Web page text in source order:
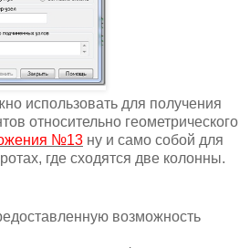
использовать для получения
относительно геометрического
№13 ну и само собой для
где сходятся две колонны.
возможность